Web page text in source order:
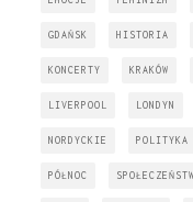
GDAŃSK HISTORIA
KONCERTY KRAKÓW
LIVERPOOL LONDYN
NORDYCKIE POLITYKA
PÓŁNOC